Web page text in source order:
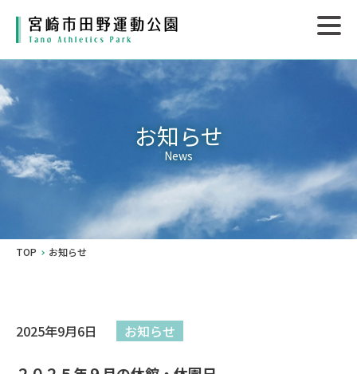
お知らせ
News
TOP お知らせ
2025年9月6日 お知らせ